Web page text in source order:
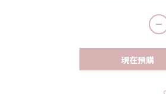
現在預購